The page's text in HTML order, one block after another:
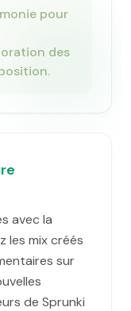
pour
des
avec la
les mix créés
sur
de Sprunki